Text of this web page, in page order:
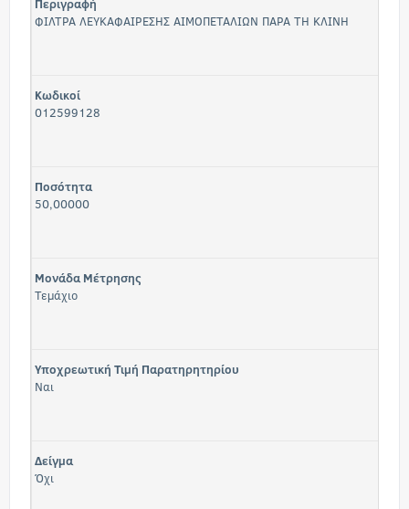
Περιγραφή
ΦΙΛΤΡΑ ΛΕΥΚΑΦΑΙΡΕΣΗΣ ΑΙΜΟΠΕΤΑΛΙΩΝ ΠΑΡΑ ΤΗ ΚΛΙΝΗ
Κωδικοί
012599128
Ποσότητα
50,00000
Μονάδα Μέτρησης
Τεμάχιο
Υποχρεωτική Τιμή Παρατηρητηρίου
Ναι
Δείγμα
Όχι